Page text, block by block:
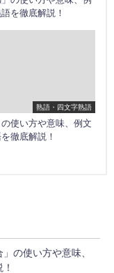
を徹底解説！
熟語・四文字熟語
の使い方や意味、例文
徹底解説！
の使い方や意味、